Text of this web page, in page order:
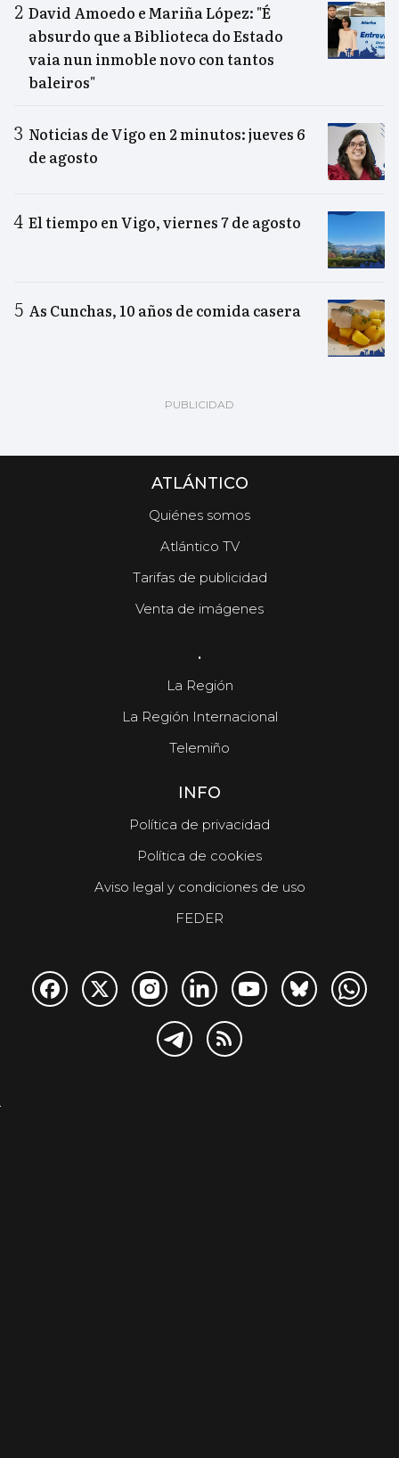
David Amoedo e Mariña López: "É
absurdo que a Biblioteca do Estado
vaia nun inmoble novo con tantos
baleiros"
Noticias de Vigo en 2 minutos: jueves 6
de agosto
El tiempo en Vigo, viernes 7 de agosto
As Cunchas, 10 años de comida casera
ATLÁNTICO
Quiénes somos
Atlántico TV
Tarifas de publicidad
Venta de imágenes
.
La Región
La Región Internacional
Telemiño
INFO
Política de privacidad
Política de cookies
Aviso legal y condiciones de uso
FEDER